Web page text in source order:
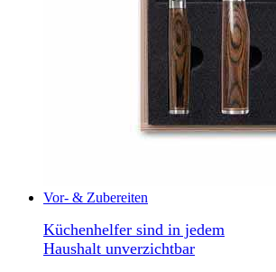
Vor- & Zubereiten
Küchenhelfer sind in jedem
Haushalt unverzichtbar